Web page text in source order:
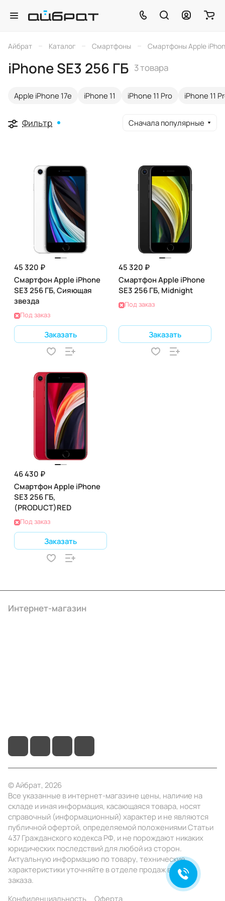
Айбрат – Каталог – Смартфоны – Смартфоны Apple
iPhone SE3 256 ГБ 3 товара
Apple iPhone 17e iPhone 11 iPhone 11 Pro iPhone 11
Фильтр Сначала популярные
45 320 ₽
Смартфон Apple iPhone
SE3 256 ГБ, Сияющая
звезда
Под заказ
Заказать
45 320 ₽
Смартфон Apple iPhone
SE3 256 ГБ, Midnight
Под заказ
Заказать
46 430 ₽
Смартфон Apple iPhone
SE3 256 ГБ,
(PRODUCT)RED
Под заказ
Заказать
Интернет-магазин
© Айбрат, 2026
Все указанные в интернет-магазине цены, наличие на
складе и иная информация, касающаяся товара, носят
справочный (информационный) характер и не являются
публичной офертой, определяемой положениями Статьи
437 Гражданского кодекса РФ, и не порождают никаких
юридических последствий для любой из сторон.
Актуальную информацию по товару, технические
характеристики уточняйте в отделе продаж в день
заказа.
Конфиденциальность
Оферта